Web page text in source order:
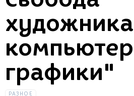
графики"
РАЗНОЕ